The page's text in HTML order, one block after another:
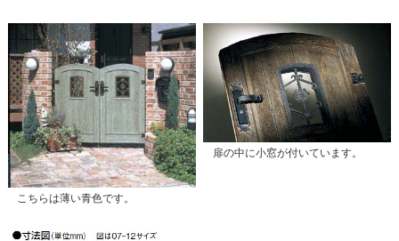
こちらは薄い青色です。
扉の中に小窓が付いています。